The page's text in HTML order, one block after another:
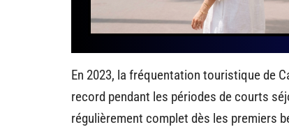
En 2023, la fréquentation touristique de
record pendant les périodes de courts
régulièrement complet dès les premiers